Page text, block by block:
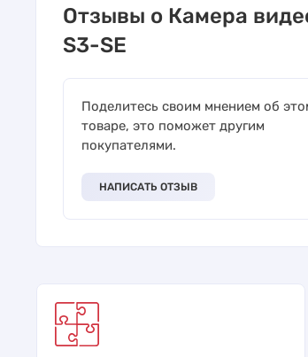
Отзывы о Камера
S3-SE
Поделитесь своим мнением об
товаре, это поможет другим
покупателями.
НАПИСАТЬ ОТЗЫВ